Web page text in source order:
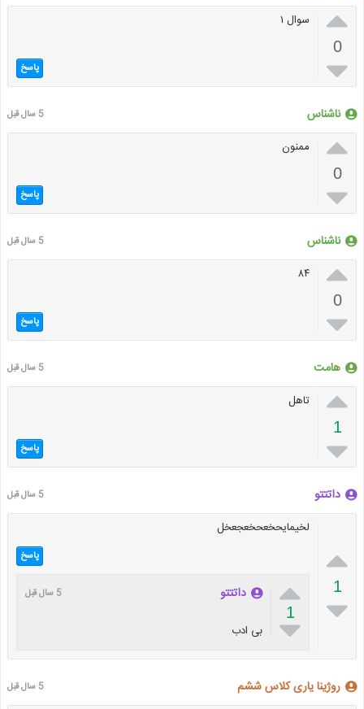

0

سوال ۱
پاسخ
ناشناس 5 سال قبل

0

ممنون
پاسخ
ناشناس 5 سال قبل

0

۸۴
پاسخ
هامت 5 سال قبل

1

تاهل
پاسخ
داتتتو 5 سال قبل

1

لخیمایحخعحخعجعخل
پاسخ

1

داتتتو 5 سال قبل
بی ادب
روژینا یاری کلاس ششم 5 سال قبل